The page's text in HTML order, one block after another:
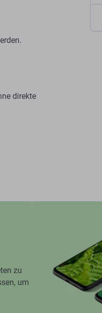
direkte
zu
um